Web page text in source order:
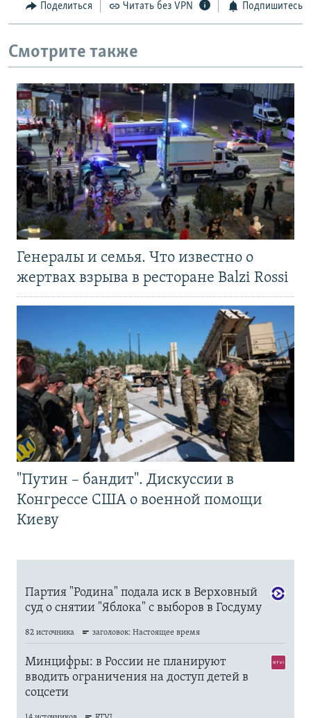
Поделиться Читать без VPN Подпишитесь
Смотрите также
Генералы и семья. Что известно о
жертвах взрыва в ресторане Balzi Rossi
"Путин – бандит". Дискуссии в
Конгрессе США о военной помощи
Киеву